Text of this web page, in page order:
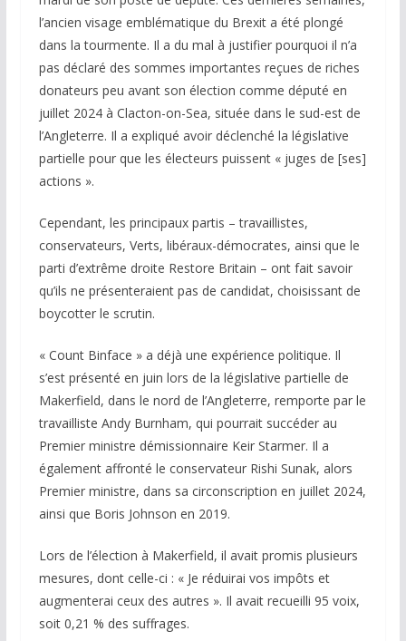
l’ancien visage emblématique du Brexit a été plongé
dans la tourmente. Il a du mal à justifier pourquoi il n’a
pas déclaré des sommes importantes reçues de riches
donateurs peu avant son élection comme député en
juillet 2024 à Clacton-on-Sea, située dans le sud-est de
l’Angleterre. Il a expliqué avoir déclenché la législative
partielle pour que les électeurs puissent « juges de [ses]
actions ».
Cependant, les principaux partis – travaillistes,
conservateurs, Verts, libéraux-démocrates, ainsi que le
parti d’extrême droite Restore Britain – ont fait savoir
qu’ils ne présenteraient pas de candidat, choisissant de
boycotter le scrutin.
« Count Binface » a déjà une expérience politique. Il
s’est présenté en juin lors de la législative partielle de
Makerfield, dans le nord de l’Angleterre, remporte par le
travailliste Andy Burnham, qui pourrait succéder au
Premier ministre démissionnaire Keir Starmer. Il a
également affronté le conservateur Rishi Sunak, alors
Premier ministre, dans sa circonscription en juillet 2024,
ainsi que Boris Johnson en 2019.
Lors de l’élection à Makerfield, il avait promis plusieurs
mesures, dont celle-ci : « Je réduirai vos impôts et
augmenterai ceux des autres ». Il avait recueilli 95 voix,
soit 0,21 % des suffrages.